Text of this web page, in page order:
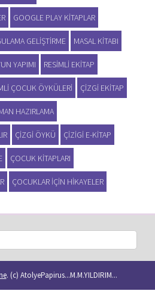
GOOGLE PLAY KITAPLAR
GELIŞTIRME MASAL KITABI
YAPIMI RESIMLI EKITAP
ÇOCUK ÖYKÜLERI ÇIZGI EKITAP
HAZIRLAMA
ÇIZGI ÖYKÜ ÇIZIGI E-KITAP
ÇOCUK KITAPLARI
ÇOCUKLAR IÇIN HIKAYELER
. (c) AtolyePapirus...M.M.YILDIRIM...